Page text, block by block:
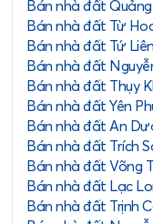
Bán nhà đất
Bán nhà đất Từ
Bán nhà đất Tứ Liên
Bán nhà đất
Bán nhà đất Thụy
Bán nhà đất Yên
Bán nhà đất An
Bán nhà đất Trích
Bán nhà đất Võng
Bán nhà đất Lạc
Bán nhà đất Trịnh